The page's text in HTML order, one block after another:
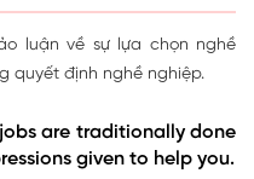
luận về sự lựa chọn nghề
quyết định nghề nghiệp.
are traditionally done
given to help you.